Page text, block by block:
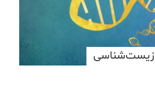
زیست‌شناسی